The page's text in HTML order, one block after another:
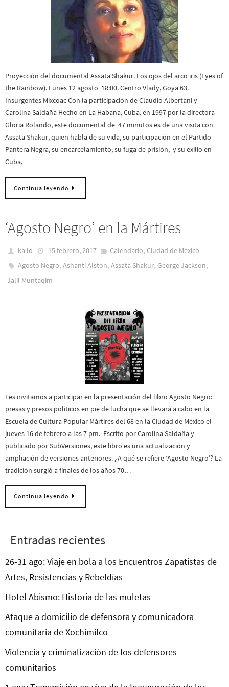
Proyección del documental Assata Shakur. Los ojos del arco iris (Eyes of
the Rainbow). Lunes 12 agosto 18:00. Centro Vlady, Goya 63.
Insurgentes Mixcoac Con la participación de Claudio Albertani y
Carolina Saldaña Hecho en La Habana, Cuba, en 1997 por la directora
Gloria Rolando, este documental de 47 minutos es de una visita con
Assata Shakur, quien habla de su vida, su participación en el Partido
Pantera Negra, su encarcelamiento, su fuga de prisión, y su exilio en
Cuba,…
Continua leyendo
‘Agosto Negro’ en la Mártires
ka lo 15 febrero, 2017 Calendario, Ciudad de México
Agosto Negro,Ashanti Alston,Assata Shakur,George Jackson,
Jalil Muntaqim
Les invitamos a participar en la presentación del libro Agosto Negro:
presas y presos políticos en pie de lucha que se llevará a cabo en la
Escuela de Cultura Popular Mártires del 68 en la Ciudad de México el
jueves 16 de febrero a las 7 pm. Escrito por Carolina Saldaña y
publicado por SubVersiones, este libro es una actualización y
ampliación de versiones anteriores. ¿A qué se refiere ‘Agosto Negro’? La
tradición surgió a finales de los años 70…
Continua leyendo
Entradas recientes
26-31 ago: Viaje en bola a los Encuentros Zapatistas de
Artes, Resistencias y Rebeldías
Hotel Abismo: Historia de las muletas
Ataque a domicilio de defensora y comunicadora
comunitaria de Xochimilco
Violencia y criminalización de los defensores
comunitarios